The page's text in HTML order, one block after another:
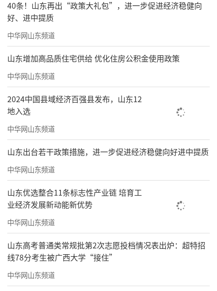
40条！山东再出“政策大礼包”，进一步促进经济稳健向
好、进中提质
中华网山东频道
山东增加高品质住宅供给 优化住房公积金使用政策
中华网山东频道
2024中国县域经济百强县发布，山东12
地入选
中华网山东频道
山东出台若干政策措施，进一步促进经济稳健向好进中提质
中华网山东频道
山东优选整合11条标志性产业链 培育工
业经济发展新动能新优势
中华网山东频道
山东高考普通类常规批第2次志愿投档情况表出炉：超特招
线78分考生被广西大学“接住”
中华网山东频道